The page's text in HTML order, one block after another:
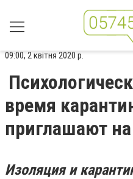
09:00, 2 квітня 2020 р.
время
приглашают
Изоляция и